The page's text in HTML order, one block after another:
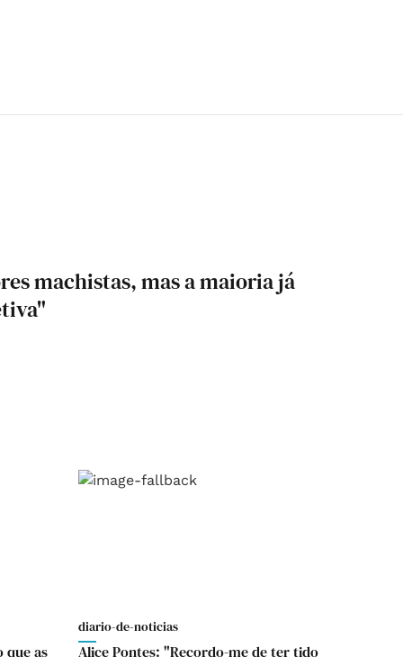
machistas, mas a maioria já
que as
diario-de-noticias
Alice Pontes: "Recordo-me de ter tido